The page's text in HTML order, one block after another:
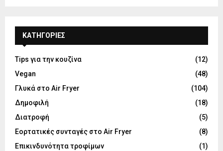
KΑΤΗΓΟΡΊΕΣ
Tips για την κουζίνα
(12)
Vegan
(48)
Γλυκά στο Air Fryer
(104)
Δημοφιλή
(18)
Διατροφή
(5)
Εορτατικές συνταγές στο Air Fryer
(8)
Επικινδυνότητα τροφίμων
(1)